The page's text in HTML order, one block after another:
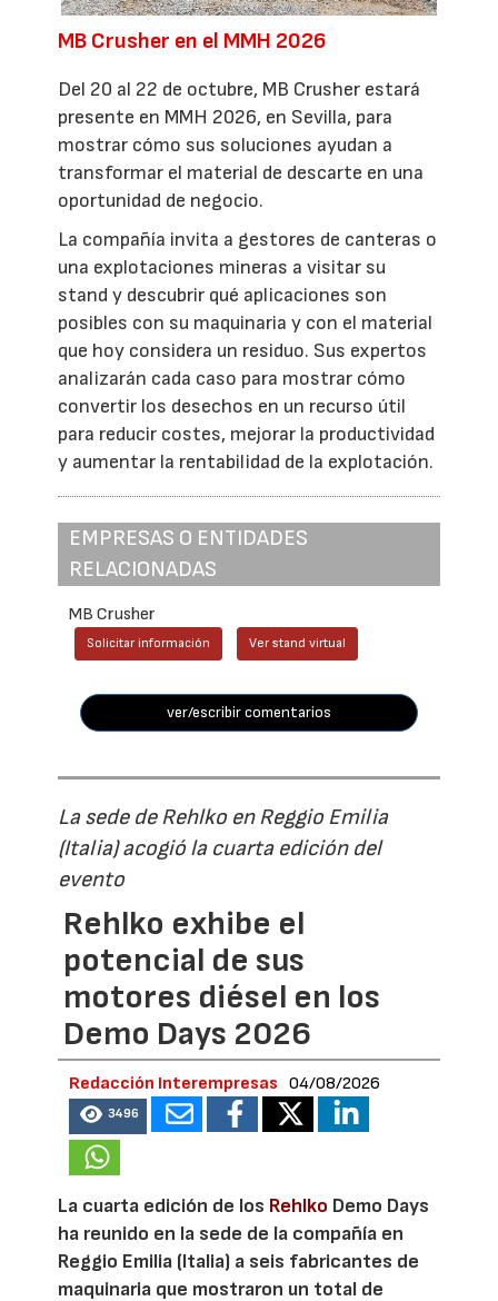
MB Crusher en el MMH 2026
Del 20 al 22 de octubre, MB Crusher estará
presente en MMH 2026, en Sevilla, para
mostrar cómo sus soluciones ayudan a
transformar el material de descarte en una
oportunidad de negocio.
La compañía invita a gestores de canteras o
una explotaciones mineras a visitar su
stand y descubrir qué aplicaciones son
posibles con su maquinaria y con el material
que hoy considera un residuo. Sus expertos
analizarán cada caso para mostrar cómo
convertir los desechos en un recurso útil
para reducir costes, mejorar la productividad
y aumentar la rentabilidad de la explotación.
EMPRESAS O ENTIDADES
RELACIONADAS
MB Crusher
Solicitar información Ver stand virtual
ver/escribir comentarios
La sede de Rehlko en Reggio Emilia
(Italia) acogió la cuarta edición del
evento
Rehlko exhibe el
potencial de sus
motores diésel en los
Demo Days 2026
Redacción Interempresas 04/08/2026
3496
La cuarta edición de los Rehlko Demo Days
ha reunido en la sede de la compañía en
Reggio Emilia (Italia) a seis fabricantes de
maquinaria que mostraron un total de